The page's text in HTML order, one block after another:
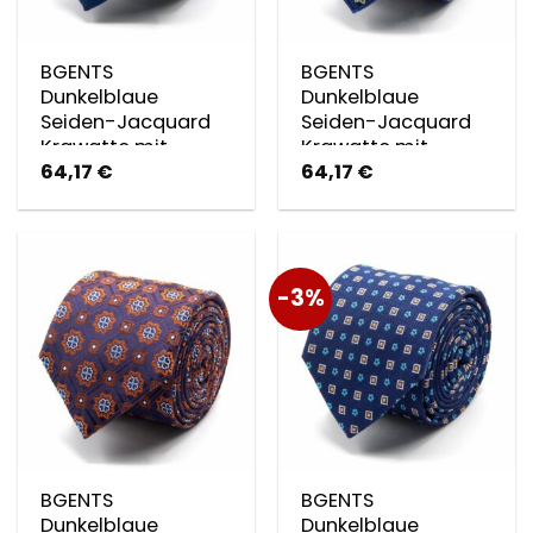
BGENTS
Dunkelblaue
Seiden-Jacquard
Krawatte mit
geometrischem
64,17 €
BGENTS
Dunkelblaue
Seiden-Jacquard
Krawatte mit
geometrischem
64,17 €
BGENTS
Dunkelblaue
-3%
BGENTS
Dunkelblaue